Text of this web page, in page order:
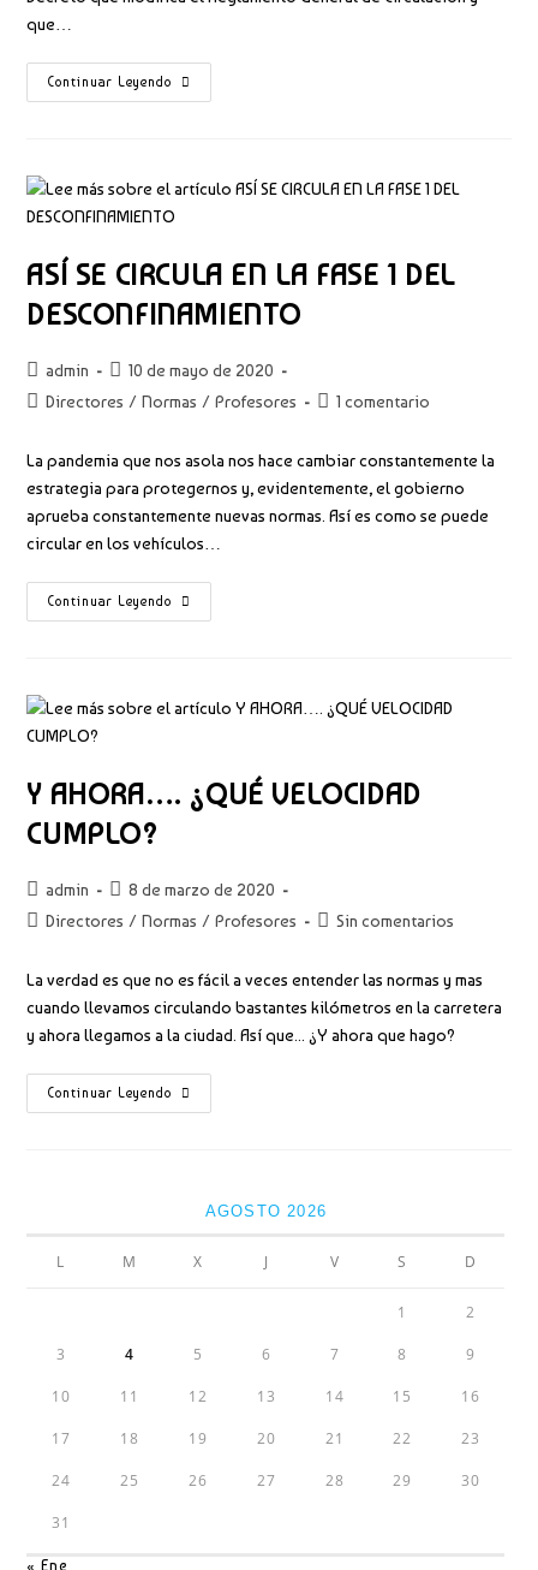
que…
Continuar Leyendo
2023.
AÑO
ASÍ SE CIRCULA EN LA FASE 1 DEL
DESCONFINAMIENTO
Autor
de
admin
Publicación
de
10 de mayo de 2020
Categoría
la
entrada:
Directores / Normas / Profesores
Comentarios
la
1 comentario
La pandemia que nos asola nos hace cambiar constantemente la
estrategia para protegernos y, evidentemente, el gobierno
aprueba constantemente nuevas normas. Así es como se puede
circular en los vehículos…
Continuar Leyendo
ASÍ
SE
1
DEL
Y AHORA…. ¿QUÉ VELOCIDAD
CUMPLO?
Autor
de
admin
Publicación
de
8 de marzo de 2020
Categoría
la
Directores / Normas / Profesores
Comentarios
Sin comentarios
La verdad es que no es fácil a veces entender las normas y mas
cuando llevamos circulando bastantes kilómetros en la carretera
y ahora llegamos a la ciudad. Así que... ¿Y ahora que hago?
Continuar Leyendo
Y
AHORA….
AGOSTO 2026
L M X J V S D
1 2
3 4 5 6 7 8 9
10 11 12 13 14 15 16
17 18 19 20 21 22 23
24 25 26 27 28 29 30
31
« Ene